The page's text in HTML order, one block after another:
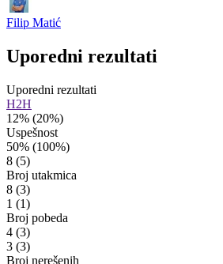
Filip Matić
Uporedni rezultati
Uporedni rezultati
H2H
12% (20%)
Uspešnost
50% (100%)
8 (5)
Broj utakmica
8 (3)
1 (1)
Broj pobeda
4 (3)
3 (3)
Broj nerešenih